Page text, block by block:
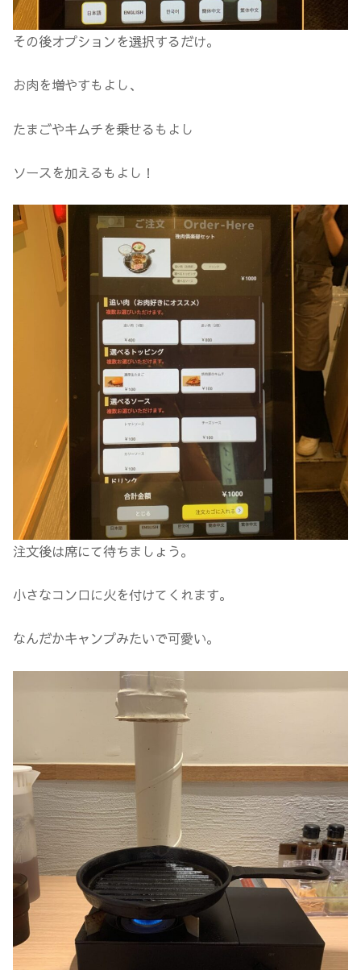
その後オプションを選択するだけ。
お肉を増やすもよし、
たまごやキムチを乗せるもよし
ソースを加えるもよし！
注文後は席にて待ちましょう。
小さなコンロに火を付けてくれます。
なんだかキャンプみたいで可愛い。